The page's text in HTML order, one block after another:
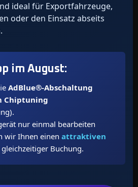
ideal für Exportfahrzeuge,
oder den Einsatz abseits
imAugust:
AdBlue®-Abschaltung
Chiptuning
nur einmal bearbeiten
wir Ihnen einen attraktiven
gleichzeitiger Buchung.